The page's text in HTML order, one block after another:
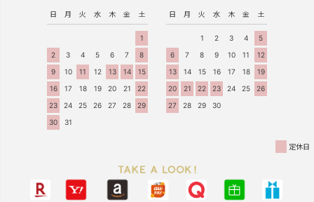
日 月 火 水 木 金 土
1
2
3 4 5 6 7
8
9
10 11 12 13 14
15
16
17 18 19 20 21
22
23
24 25 26 27 28
29
30
31
日 月 火 水 木 金 土
1 2 3 4
5
6
7 8 9 10 11
12
13
14 15 16 17 18
19
20
21 22 23 24 25
26
27
28 29 30
定休日